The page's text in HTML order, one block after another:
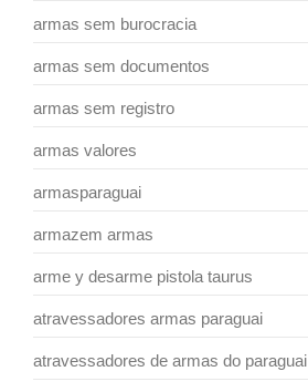
armas sem burocracia
armas sem documentos
armas sem registro
armas valores
armasparaguai
armazem armas
arme y desarme pistola taurus
atravessadores armas paraguai
atravessadores de armas do paraguai